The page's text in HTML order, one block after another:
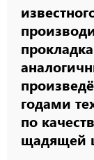
годами
по
щадящей